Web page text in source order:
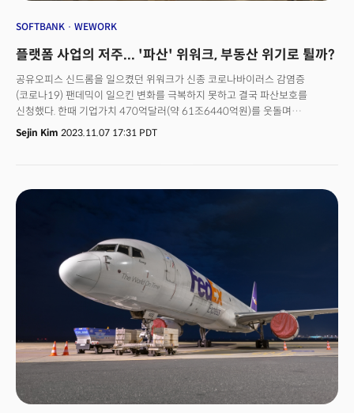
미래에는 대부분의 직원들이 원격으로 일할 수 있는 '직업'을 찾게 될 것이며,
있어서 포용성(inclusivity)에 대한 인식과 수요가 확대될 것으로 예상된다.
새로운 유형의 보안과 관련한 리스크에 노출될 것이라는 전망도 있다. 아울러
번아웃으로 어려움을 겪는 직원들이 더 빈번하게 나타나고, 완전 원격으로
전환하는 기업들이 확대될 것으로 예측했다. 이런 변화의 흐름 속에서
원격으로 해외에 진출하는 기업들도 속속 등장하고 있다. 특히 법인 설립
없이도 EOR(Employer of Records), 즉 '기록상 고용주'를 통해 현지의
SOFTBANK WEWORK
플랫폼 사업의 저주... '파산' 위워크, 부동산 위기로 튈까?
공유오피스 신드롬을 일으켰던 위워크가 신종 코로나바이러스 감염증
(코로나19) 팬데믹이 일으킨 변화를 극복하지 못하고 결국 파산보호를
신청했다. 한때 기업가치 470억달러(약 61조6440억원)를 웃돌며
승승장구했지만, 코로나19 팬데믹으로 인한 사무실 수요 급감과 금리
인상으로 커진 비용 부담을 끝내 덜어내지 못했다. 위워크 사태로 공유오피스
지속한다는 방침이지만, 재임대라는 사업모델의 전면 수정은 불가피해
보인다. 상업용 부동산 시장은 큰손이었던 위워크의 임대계약 수정 행보로
파산이 주는 비즈니스의 교훈을 점검해본다.
Sejin Kim 2023.11.07 17:31 PDT